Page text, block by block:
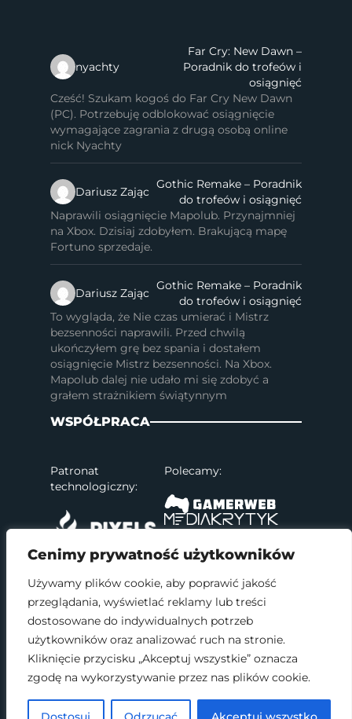
Cenimy prywatność użytkowników
Używamy plików cookie, aby poprawić jakość
przeglądania, wyświetlać reklamy lub treści
dostosowane do indywidualnych potrzeb
użytkowników oraz analizować ruch na stronie.
Kliknięcie przycisku „Akceptuj wszystkie” oznacza
zgodę na wykorzystywanie przez nas plików cookie.
nyachty
Far Cry: New Dawn –
Poradnik do trofeów i
osiągnięć
Cześć! Szukam kogoś do Far Cry New Dawn
(PC). Potrzebuję odblokować osiągnięcie
wymagające zagrania z drugą osobą online
nick Nyachty
Dariusz Zając
Gothic Remake – Poradnik
do trofeów i osiągnięć
Naprawili osiągnięcie Mapolub. Przynajmniej
na Xbox. Dzisiaj zdobyłem. Brakującą mapę
Fortuno sprzedaje.
Dariusz Zając
Gothic Remake – Poradnik
do trofeów i osiągnięć
To wygląda, że Nie czas umierać i Mistrz
bezsenności naprawili. Przed chwilą
ukończyłem grę bez spania i dostałem
osiągnięcie Mistrz bezsenności. Na Xbox.
Mapolub dalej nie udało mi się zdobyć a
grałem strażnikiem świątynnym
WSPÓŁPRACA
Patronat
technologiczny:
Polecamy:
SOCIAL MEDIA
2017 - 2026 © Wszelkie prawa zastrzeżone.